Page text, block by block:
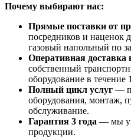
Почему выбирают нас:
Прямые поставки от
посредников и наценок
газовый напольный по
Оперативная доставка
собственный
оборудование в течение
Полный цикл услуг —
оборудования, монтаж,
обслуживание.
Гарантия 3 года — мы
продукции.